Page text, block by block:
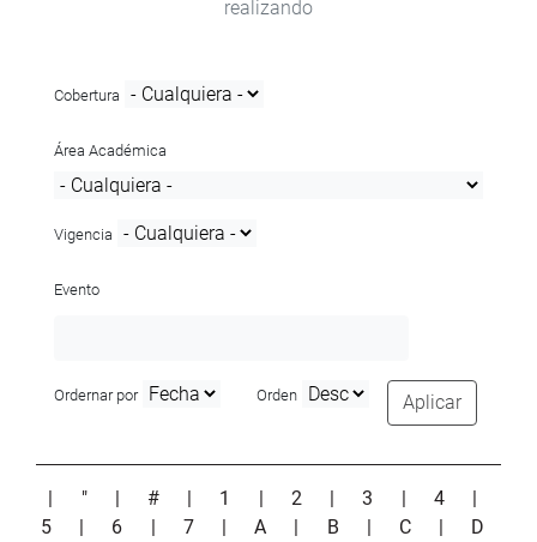
realizando
Cobertura
Área Académica
Vigencia
Evento
Ordernar por Orden Aplicar
| " | # | 1 | 2 |3 | 4
|
5
| 6 | 7 |A | B | C | D